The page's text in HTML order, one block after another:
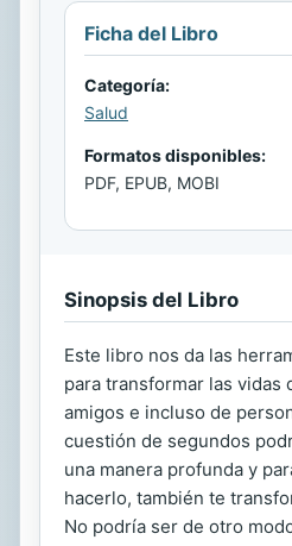
Ficha del Libro
Categoría:
Salud
Formatos disponibles:
PDF, EPUB, MOBI
Sinopsis del Libro
Este libro nos da las
para transformar las vidas
amigos e incluso de
cuestión de segundos
una manera profunda y
hacerlo, también te
No podría ser de otro